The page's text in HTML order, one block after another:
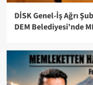
DİSK Genel-İş Ağrı
DEM Belediyesi’nde